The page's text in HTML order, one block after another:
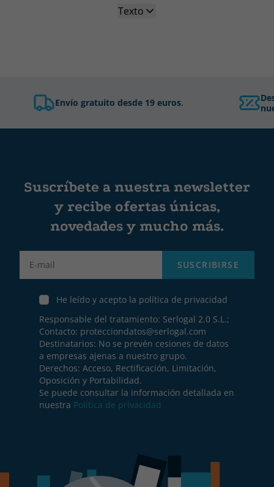
Texto
Envío gratuito desde 19 euros.
Suscríbete a nuestra newsletter
y recibe ofertas únicas,
novedades y mucho más.
SUSCRIBIRSE
He leído y acepto la política de privacidad
Responsable del tratamiento: Serlogal 2.0 S.L.;
Contacto: protecciondatos@serlogal.com
Destinatarios: No se prevén cesiones de datos
a empresas ajenas a nuestro grupo.
Derechos: Acceso, Rectificación, Limitación,
Oposición y Portabilidad.
Se puede consultar la información detallada en
nuestra Política de privacidad